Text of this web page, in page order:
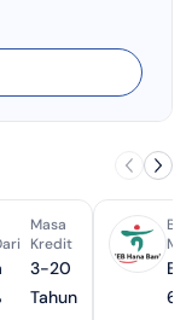
Masa
Kredit
3-20
Tahun